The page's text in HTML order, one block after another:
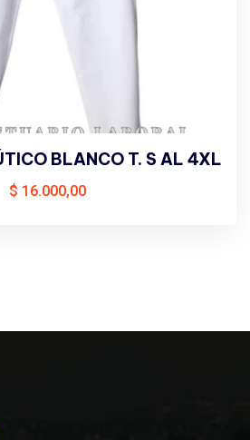
BLANCO T. S AL 4XL
$ 16.000,00